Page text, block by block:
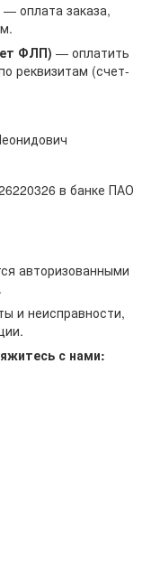
— оплата заказа,
ФЛП) — оплатить
реквизитам (счет-
в банке ПАО
авторизованными
и неисправности,
с нами: